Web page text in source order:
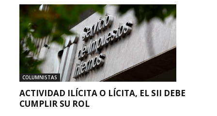
COLUMNISTAS
ACTIVIDAD ILÍCITA O LÍCITA, EL SII DEBE
CUMPLIR SU ROL